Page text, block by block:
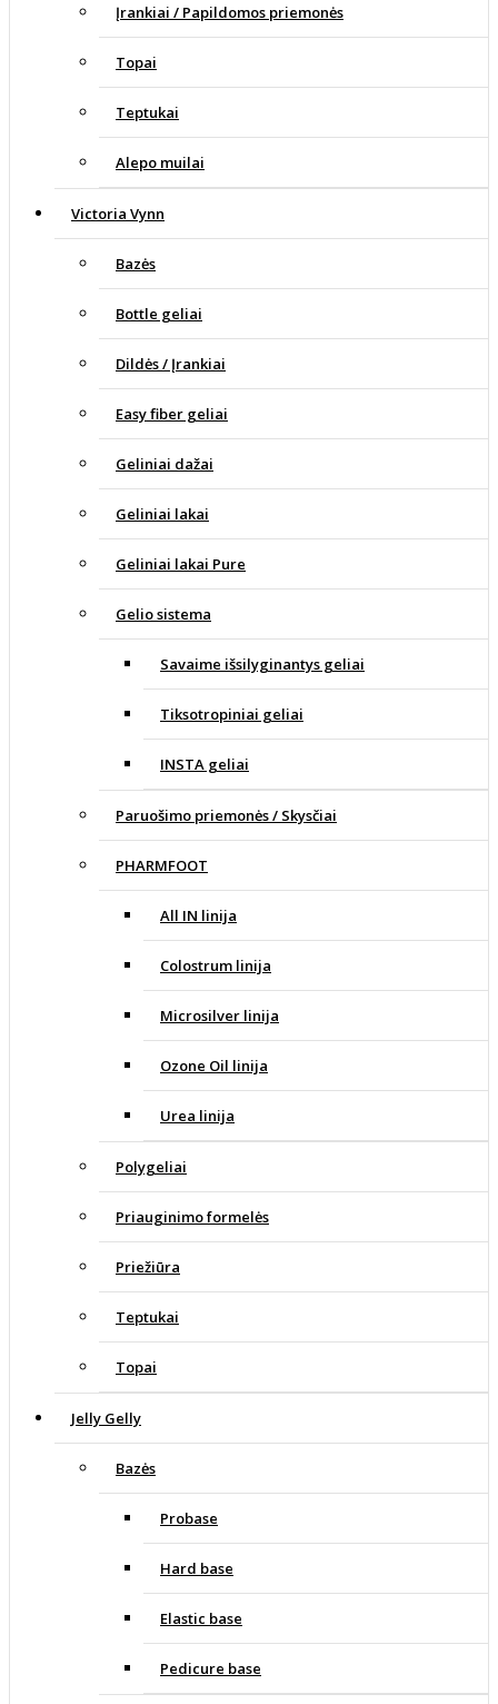
Įrankiai / Papildomos priemonės
Topai
Teptukai
Alepo muilai
Victoria Vynn
Bazės
Bottle geliai
Dildės / Įrankiai
Easy fiber geliai
Geliniai dažai
Geliniai lakai
Geliniai lakai Pure
Gelio sistema
Savaime išsilyginantys geliai
Tiksotropiniai geliai
INSTA geliai
Paruošimo priemonės / Skysčiai
PHARMFOOT
All IN linija
Colostrum linija
Microsilver linija
Ozone Oil linija
Urea linija
Polygeliai
Priauginimo formelės
Priežiūra
Teptukai
Topai
Jelly Gelly
Bazės
Probase
Hard base
Elastic base
Pedicure base